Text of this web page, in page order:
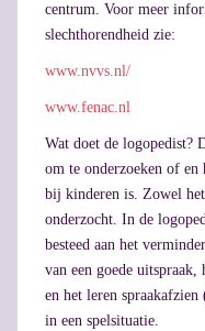
centrum. Voor meer
slechthorendheid zie:
www.nvvs.nl/
www.fenac.nl
Wat doet de logopedist?
om te onderzoeken of en
bij kinderen is. Zowel
onderzocht. In de
besteed aan het
van een goede
en het leren
in een spelsituatie.